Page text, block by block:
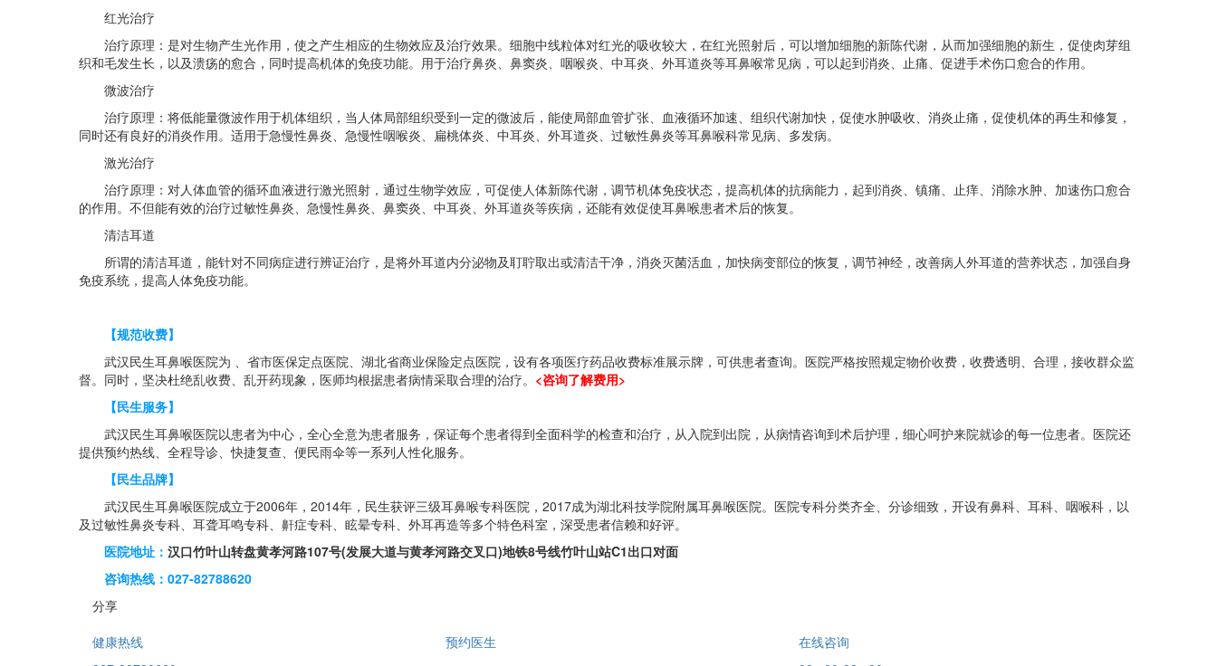
红光治疗
治疗原理：是对生物产生光作用，使之产生相应的生物效应及治疗效果。细胞中线粒体对红光的吸收较大，在红光照射后，可以增加细胞的新陈代谢，从而加强细胞的新生，促使肉芽组
织和毛发生长，以及溃疡的愈合，同时提高机体的免疫功能。用于治疗鼻炎、鼻窦炎、咽喉炎、中耳炎、外耳道炎等耳鼻喉常见病，可以起到消炎、止痛、促进手术伤口愈合的作用。
微波治疗
治疗原理：将低能量微波作用于机体组织，当人体局部组织受到一定的微波后，能使局部血管扩张、血液循环加速、组织代谢加快，促使水肿吸收、消炎止痛，促使机体的再生和修复，
同时还有良好的消炎作用。适用于急慢性鼻炎、急慢性咽喉炎、扁桃体炎、中耳炎、外耳道炎、过敏性鼻炎等耳鼻喉科常见病、多发病。
激光治疗
治疗原理：对人体血管的循环血液进行激光照射，通过生物学效应，可促使人体新陈代谢，调节机体免疫状态，提高机体的抗病能力，起到消炎、镇痛、止痒、消除水肿、加速伤口愈合
的作用。不但能有效的治疗过敏性鼻炎、急慢性鼻炎、鼻窦炎、中耳炎、外耳道炎等疾病，还能有效促使耳鼻喉患者术后的恢复。
清洁耳道
所谓的清洁耳道，能针对不同病症进行辨证治疗，是将外耳道内分泌物及耵聍取出或清洁干净，消炎灭菌活血，加快病变部位的恢复，调节神经，改善病人外耳道的营养状态，加强自身
免疫系统，提高人体免疫功能。
【规范收费】
武汉民生耳鼻喉医院为 、省市医保定点医院、湖北省商业保险定点医院，设有各项医疗药品收费标准展示牌，可供患者查询。医院严格按照规定物价收费，收费透明、合理，接收群众监
督。同时，坚决杜绝乱收费、乱开药现象，医师均根据患者病情采取合理的治疗。 <咨询了解费用>
【民生服务】
武汉民生耳鼻喉医院以患者为中心，全心全意为患者服务，保证每个患者得到全面科学的检查和治疗，从入院到出院，从病情咨询到术后护理，细心呵护来院就诊的每一位患者。医院还
提供预约热线、全程导诊、快捷复查、便民雨伞等一系列人性化服务。
【民生品牌】
武汉民生耳鼻喉医院成立于2006年，2014年，民生获评三级耳鼻喉专科医院，2017成为湖北科技学院附属耳鼻喉医院。医院专科分类齐全、分诊细致，开设有鼻科、耳科、咽喉科，以
及过敏性鼻炎专科、耳聋耳鸣专科、鼾症专科、眩晕专科、外耳再造等多个特色科室，深受患者信赖和好评。
医院地址： 汉口竹叶山转盘黄孝河路107号(发展大道与黄孝河路交叉口)地铁8号线竹叶山站C1出口对面
咨询热线：027-82788620
分享
健康热线
预约医生
在线咨询